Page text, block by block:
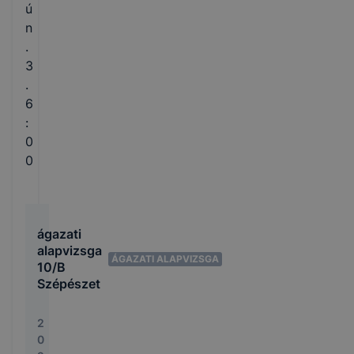
ú
n
.
3
.
6
:
0
0
ágazati
alapvizsga
10/B
Szépészet
ÁGAZATI ALAPVIZSGA
2
0